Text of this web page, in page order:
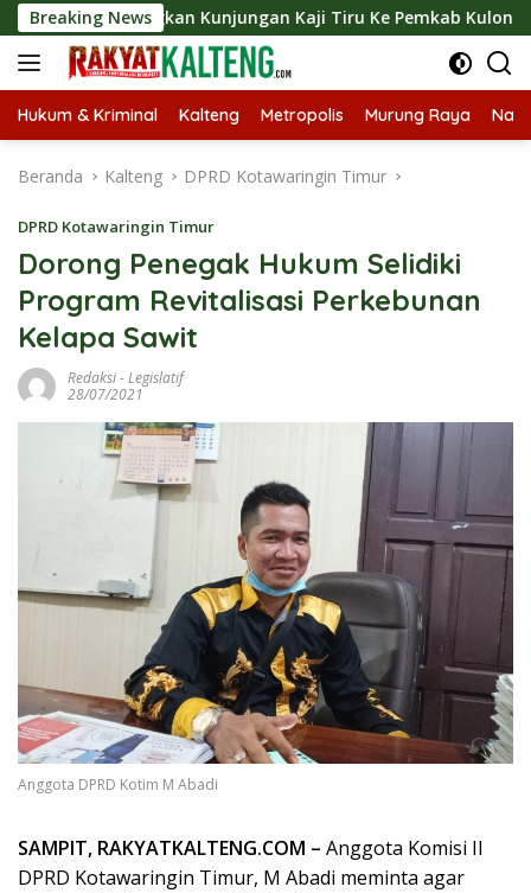
Langsung
ke
konten
Breaking News
Kunjungan Kaji Tiru Ke Pemkab Kulon Progo
Hukum & Kriminal Kalteng Metropolis Murung Raya
Beranda Kalteng DPRD Kotawaringin Timur
DPRD Kotawaringin Timur
Dorong Penegak Hukum Selidiki
Program Revitalisasi Perkebunan
Kelapa Sawit
Redaksi-Legislatif
28/07/2021
Anggota DPRD Kotim M Abadi
SAMPIT, RAKYATKALTENG.COM – Anggota Komisi II
DPRD Kotawaringin Timur, M Abadi meminta agar